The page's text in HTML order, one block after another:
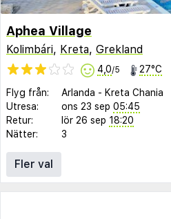
Aphea Village
Kolimbári, Kreta, Grekland
4,0/5 27°C
Flyg från: Arlanda - Kreta Chania
Utresa:
ons 23 sep 05:45
Retur:
lör 26 sep 18:20
Nätter:
3
Fler val